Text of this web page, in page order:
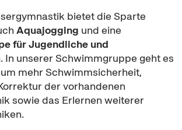
bietet die Sparte
Aquajogging und eine
für Jugendliche und
In unserer Schwimmgruppe geht es
mehr Schwimmsicherheit,
der vorhandenen
sowie das Erlernen weiterer